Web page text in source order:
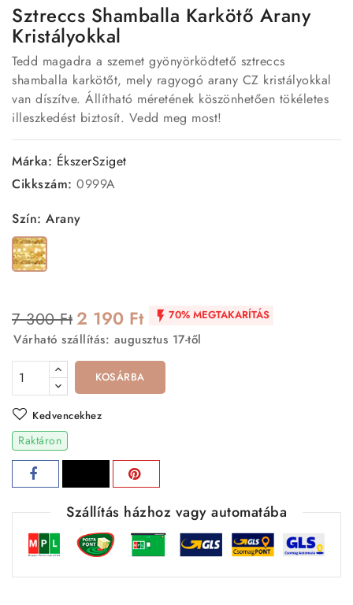
Sztreccs Shamballa Karkötő Arany
Kristályokkal
Tedd magadra a szemet gyönyörködtető sztreccs
shamballa karkötőt, mely ragyogó arany CZ kristályokkal
van díszítve. Állítható méretének köszönhetően tökéletes
illeszkedést biztosít. Vedd meg most!
Márka: ÉkszerSziget
Cikkszám: 0999A
Szín: Arany
Arany
7 300 Ft 2 190 Ft  70% MEGTAKARÍTÁS
Várható szállítás: augusztus 17-től
KOSÁRBA
Kedvencekhez
Raktáron
Szállítás házhoz vagy automatába